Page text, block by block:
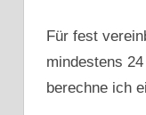
Für fest
mindestens
berechne ich